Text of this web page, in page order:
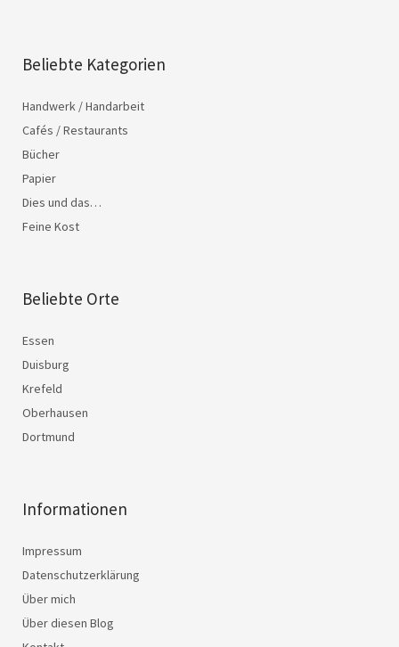
Beliebte Kategorien
Handwerk / Handarbeit
Cafés / Restaurants
Bücher
Papier
Dies und das…
Feine Kost
Beliebte Orte
Essen
Duisburg
Krefeld
Oberhausen
Dortmund
Informationen
Impressum
Datenschutzerklärung
Über mich
Über diesen Blog